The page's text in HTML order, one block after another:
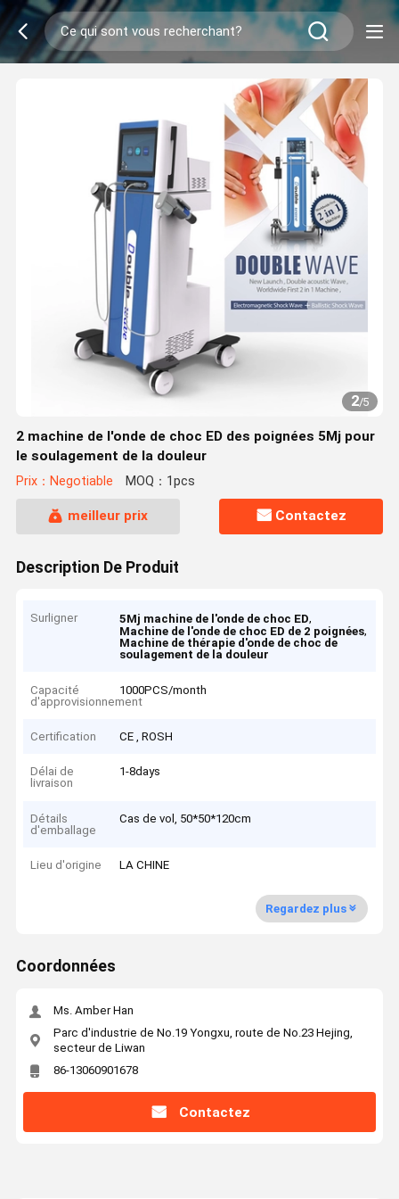
2/5
2 machine de l'onde de choc ED des poignées 5Mj pour
le soulagement de la douleur
Prix：Negotiable MOQ：1pcs
meilleur prix Contactez
Description De Produit
Surligner 5Mj machine de l'onde de choc ED,
Machine de l'onde de choc ED de 2 poignées,
Machine de thérapie d'onde de choc de
soulagement de la douleur
Capacité
d'approvisionnement
1000PCS/month
Certification CE , ROSH
Délai de
livraison
1-8days
Détails
d'emballage
Cas de vol, 50*50*120cm
Lieu d'origine LA CHINE
Regardez plus
Coordonnées
Ms. Amber Han
Parc d'industrie de No.19 Yongxu, route de No.23 Hejing,
secteur de Liwan
86-13060901678
Contactez